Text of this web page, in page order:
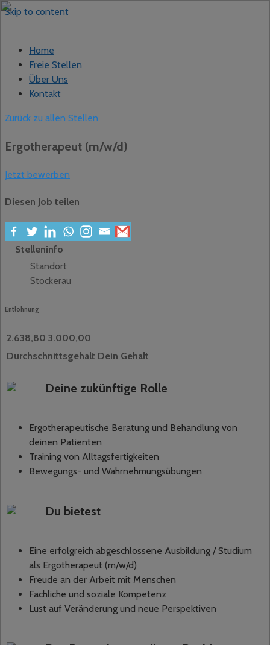
Skip to content
Home
Freie Stellen
Über Uns
Kontakt
Zurück zu allen Stellen
Ergotherapeut (m/w/d)
Jetzt bewerben
Diesen Job teilen
Stelleninfo
Standort
Stockerau
Entlohnung
2.638,80 3.000,00
Durchschnittsgehalt Dein Gehalt
Deine zukünftige Rolle
Ergotherapeutische Beratung und Behandlung von
deinen Patienten
Training von Alltagsfertigkeiten
Bewegungs- und Wahrnehmungsübungen
Du bietest
Eine erfolgreich abgeschlossene Ausbildung / Studium
als Ergotherapeut (m/w/d)
Freude an der Arbeit mit Menschen
Fachliche und soziale Kompetenz
Lust auf Veränderung und neue Perspektiven